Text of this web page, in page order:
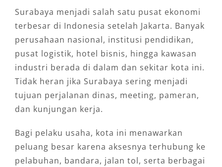
Surabaya menjadi salah satu pusat ekonomi
terbesar di Indonesia setelah Jakarta. Banyak
perusahaan nasional, institusi pendidikan,
pusat logistik, hotel bisnis, hingga kawasan
industri berada di dalam dan sekitar kota ini.
Tidak heran jika Surabaya sering menjadi
tujuan perjalanan dinas, meeting, pameran,
dan kunjungan kerja.
Bagi pelaku usaha, kota ini menawarkan
peluang besar karena aksesnya terhubung ke
pelabuhan, bandara, jalan tol, serta berbagai